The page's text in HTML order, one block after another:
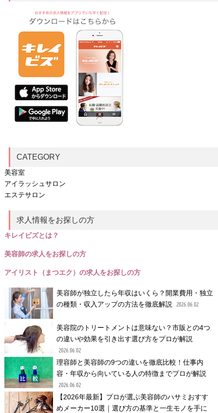
CATEGORY
美容室
アイラッシュサロン
エステサロン
求人情報をお探しの方
キレイビズとは？
美容師の求人をお探しの方
アイリスト（まつエク）の求人をお探しの方
美容師が独立したら年収はいくら？開業費用・独立
の種類・収入アップの方法を徹底解説
2026.06.02
美容院のトリートメントは意味ない？市販との4つ
の違いや効果を引き出す選び方をプロが解説
2026.06.02
理容師と美容師の9つの違いを徹底比較！仕事内
容・年収から向いている人の特徴までプロが解説
2026.06.02
【2026年最新】プロが選ぶ美容師のハサミおすす
めメーカー10選｜選び方の基準と一生モノを手に